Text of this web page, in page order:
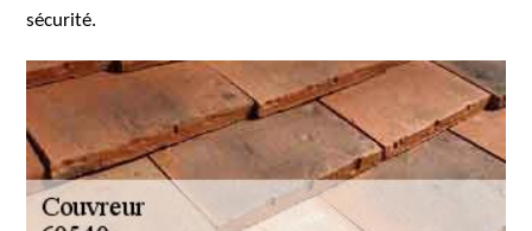
sécurité.